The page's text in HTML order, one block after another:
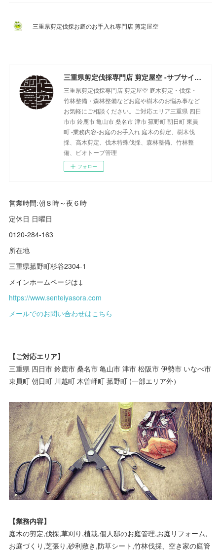
三重県剪定伐採お庭のお手入れ専門店 剪定屋空
三重県剪定伐採専門店 剪定屋空 -サブサイト-
三重県剪定伐採専門店 剪定屋空 庭木剪定・伐採・
竹林整備・森林整備などお庭や樹木のお悩み事など
お気軽にご相談ください。ご対応エリア三重県 四日
市市 鈴鹿市 亀山市 桑名市 津市 菰野町 朝日町 東員
町 -業務内容-お庭のお手入れ 庭木の剪定、樹木伐
採、高木剪定、伐木特殊伐採、森林整備、竹林整
備、ビオトープ管理
フォロー
営業時間:朝８時～夜６時
定休日 日曜日
0120-284-163
所在地
三重県菰野町杉谷2304-1
メインホームページは↓
https://www.senteiyasora.com
メールでのお問い合わせはこちら
【ご対応エリア】
三重県 四日市 鈴鹿市 桑名市 亀山市 津市 松阪市 伊勢市 いなべ市
東員町 朝日町 川越町 木曽岬町 菰野町 (一部エリア外）
【業務内容】
庭木の剪定,伐採,草刈り,植栽,個人邸のお庭管理,お庭リフォーム,
お庭づくり,芝張り,砂利敷き,防草シート,竹林伐採、空き家の庭管